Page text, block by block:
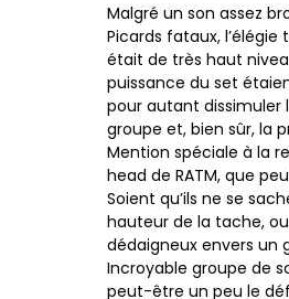
Malgré un son assez
Picards fataux, l’élégie
était de très haut
puissance du set
pour autant dissimuler
groupe et, bien sûr, la
Mention spéciale à la
head de RATM, que
Soient qu’ils ne se
hauteur de la tache,
dédaigneux envers un
Incroyable groupe de
peut-être un peu le